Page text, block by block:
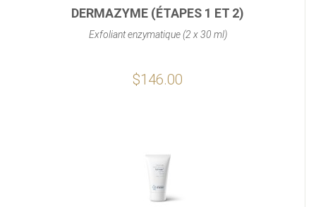
DERMAZYME (ÉTAPES 1 ET 2)
Exfoliant enzymatique (2 x 30 ml)
$146.00